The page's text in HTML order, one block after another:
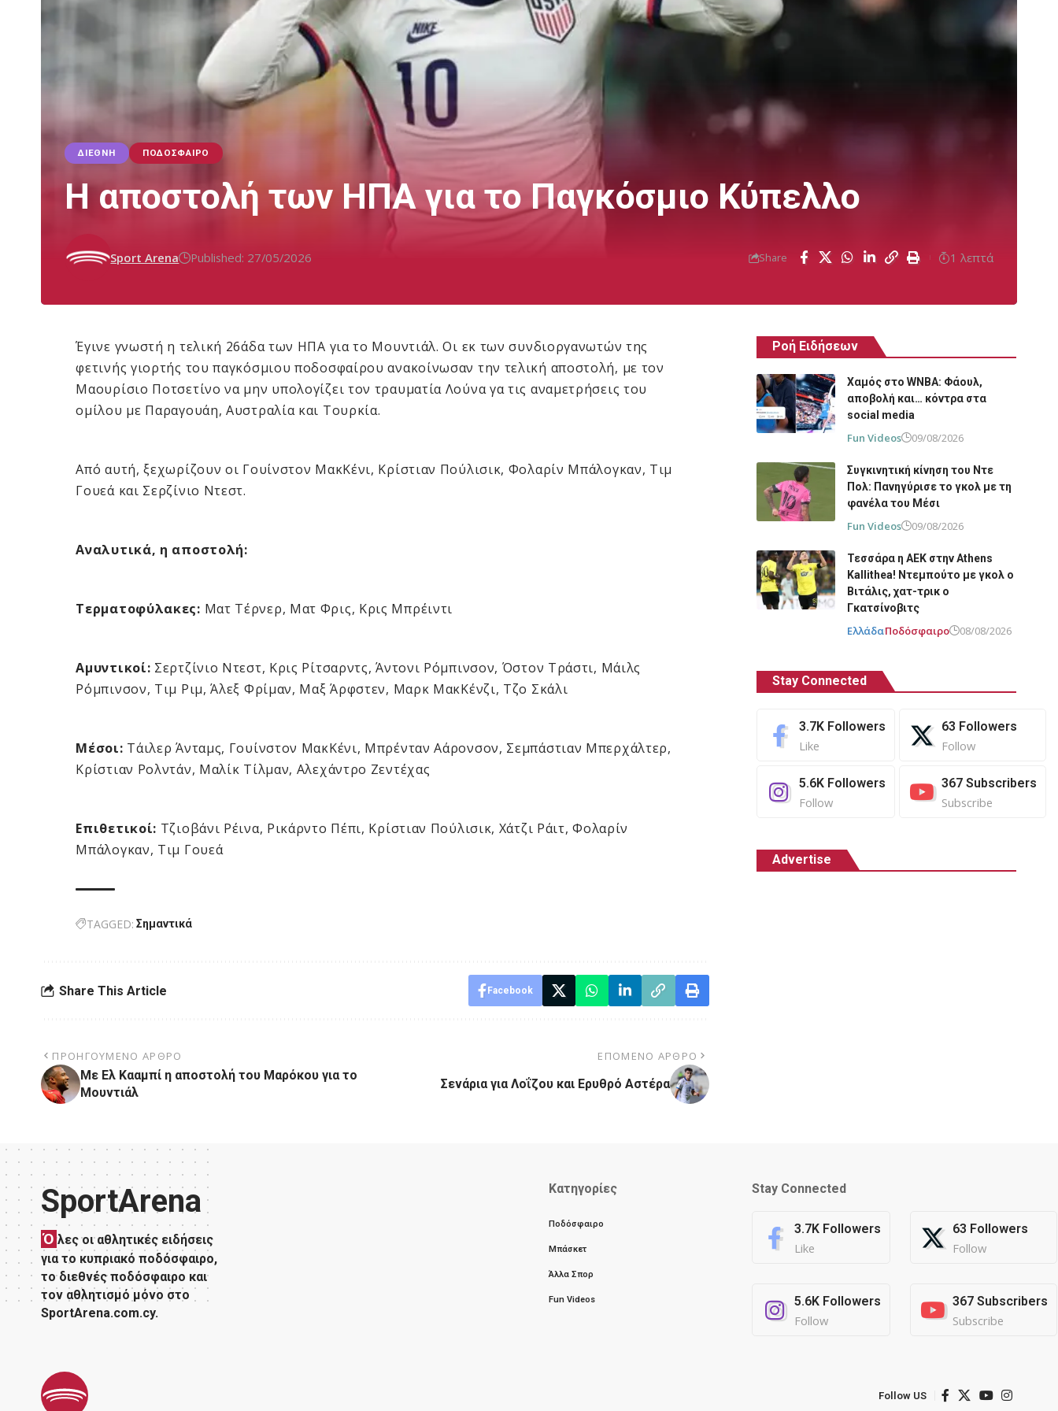
ΔΙΕΘΝΉ ΠΟΔΌΣΦΑΙΡΟ
Η αποστολή των ΗΠΑ για το Παγκόσμιο Κύπελλο
Sport Arena Published: 27/05/2026 Share 1 λεπτά
Έγινε γνωστή η τελική 26άδα των ΗΠΑ για το Μουντιάλ. Οι εκ των συνδιοργανωτών της
φετινής γιορτής του παγκόσμιου ποδοσφαίρου ανακοίνωσαν την τελική αποστολή, με τον
Μαουρίσιο Ποτσετίνο να μην υπολογίζει τον τραυματία Λούνα γα τις αναμετρήσεις του
ομίλου με Παραγουάη, Αυστραλία και Τουρκία.
Από αυτή, ξεχωρίζουν οι Γουίνστον ΜακΚένι, Κρίστιαν Πούλισικ, Φολαρίν Μπάλογκαν, Τιμ
Γουεά και Σερζίνιο Ντεστ.
Αναλυτικά, η αποστολή:
Τερματοφύλακες: Ματ Τέρνερ, Ματ Φρις, Κρις Μπρέιντι
Αμυντικοί: Σερτζίνιο Ντεστ, Κρις Ρίτσαρντς, Άντονι Ρόμπινσον, Όστον Τράστι, Μάιλς
Ρόμπινσον, Τιμ Ριμ, Άλεξ Φρίμαν, Μαξ Άρφστεν, Μαρκ ΜακΚένζι, Τζο Σκάλι
Μέσοι: Τάιλερ Άνταμς, Γουίνστον ΜακΚένι, Μπρένταν Αάρονσον, Σεμπάστιαν Μπερχάλτερ,
Κρίστιαν Ρολντάν, Μαλίκ Τίλμαν, Αλεχάντρο Ζεντέχας
Επιθετικοί: Τζιοβάνι Ρέινα, Ρικάρντο Πέπι, Κρίστιαν Πούλισικ, Χάτζι Ράιτ, Φολαρίν
Μπάλογκαν, Τιμ Γουεά
TAGGED: Σημαντικά
Share This Article Facebook
ΠΡΟΗΓΟΎΜΕΝΟ ΆΡΘΡΟ
Με Ελ Κααμπί η αποστολή του Μαρόκου για το
Μουντιάλ
ΕΠΌΜΕΝΟ ΆΡΘΡΟ
Σενάρια για Λοΐζου και Ερυθρό Αστέρα
Ροή Ειδήσεων
Χαμός στο WNBA: Φάουλ,
αποβολή και… κόντρα στα
social media
Fun Videos 09/08/2026
Συγκινητική κίνηση του Ντε
Πολ: Πανηγύρισε το γκολ με τη
φανέλα του Μέσι
Fun Videos 09/08/2026
Τεσσάρα η ΑΕΚ στην Athens
Kallithea! Ντεμπούτο με γκολ ο
Βιτάλις, χατ-τρικ ο
Γκατσίνοβιτς
ΕλλάδαΠοδόσφαιρο 08/08/2026
Stay Connected
3.7K Followers
Like
63 Followers
Follow
5.6K Followers
Follow
367 Subscribers
Subscribe
Advertise
SportArena
Ό λες οι αθλητικές ειδήσεις
για το κυπριακό ποδόσφαιρο,
το διεθνές ποδόσφαιρο και
τον αθλητισμό μόνο στο
SportArena.com.cy.
Κατηγορίες
Ποδόσφαιρο
Μπάσκετ
Άλλα Σπορ
Fun Videos
Stay Connected
3.7K Followers
Like
63 Followers
Follow
5.6K Followers
Follow
367 Subscribers
Subscribe
Follow US